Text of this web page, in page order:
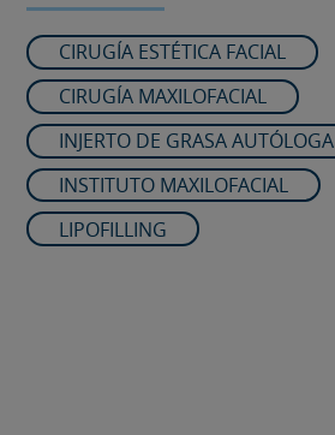
CIRUGÍA ESTÉTICA FACIAL
CIRUGÍA MAXILOFACIAL
INJERTO DE GRASA AUTÓLOGA
INSTITUTO MAXILOFACIAL
LIPOFILLING